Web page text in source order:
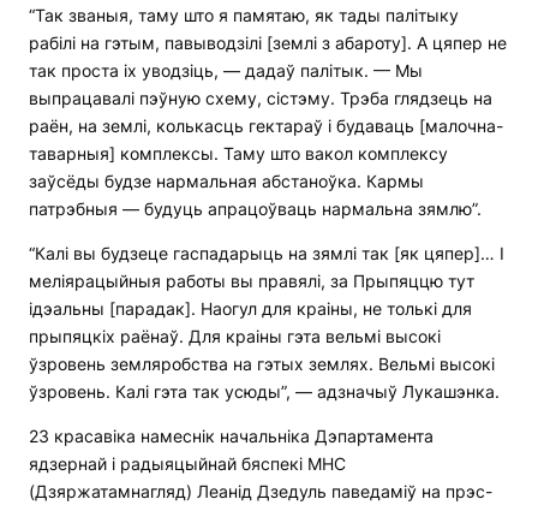
“Так званыя, таму што я памятаю, як тады палітыку
рабілі на гэтым, павыводзілі [землі з абароту]. А цяпер не
так проста іх уводзіць, — дадаў палітык. — Мы
выпрацавалі пэўную схему, сістэму. Трэба глядзець на
раён, на землі, колькасць гектараў і будаваць [малочна-
таварныя] комплексы. Таму што вакол комплексу
заўсёды будзе нармальная абстаноўка. Кармы
патрэбныя — будуць апрацоўваць нармальна зямлю”.
“Калі вы будзеце гаспадарыць на зямлі так [як цяпер]… І
меліярацыйныя работы вы правялі, за Прыпяццю тут
ідэальны [парадак]. Наогул для краіны, не толькі для
прыпяцкіх раёнаў. Для краіны гэта вельмі высокі
ўзровень земляробства на гэтых землях. Вельмі высокі
ўзровень. Калі гэта так усюды”, — адзначыў Лукашэнка.
23 красавіка намеснік начальніка Дэпартамента
ядзернай і радыяцыйнай бяспекі МНС
(Дзяржатамнагляд) Леанід Дзедуль паведаміў на прэс-